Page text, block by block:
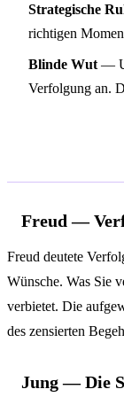
Strategische
richtigen
Blinde Wut —
Verfolgung an.
Freud —
Freud deutete
Wünsche. Was Sie
verbietet. Die
des zensierten
Jung — Die